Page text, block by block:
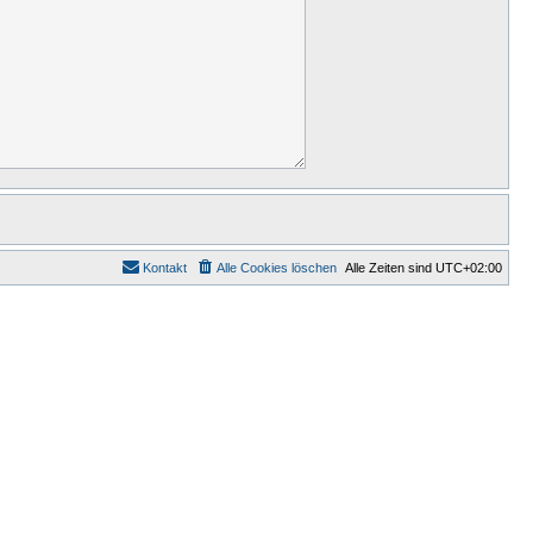
Alle Zeiten sind UTC+02:00
Alle Cookies löschen
Kontakt